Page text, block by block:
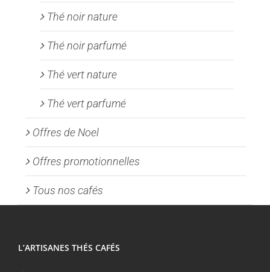
Thé noir nature
Thé noir parfumé
Thé vert nature
Thé vert parfumé
Offres de Noel
Offres promotionnelles
Tous nos cafés
L’ARTISANES THÉS CAFÉS